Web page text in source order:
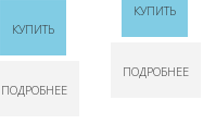
КУПИТЬ
ПОДРОБНЕЕ
КУПИТЬ
ПОДРОБНЕЕ